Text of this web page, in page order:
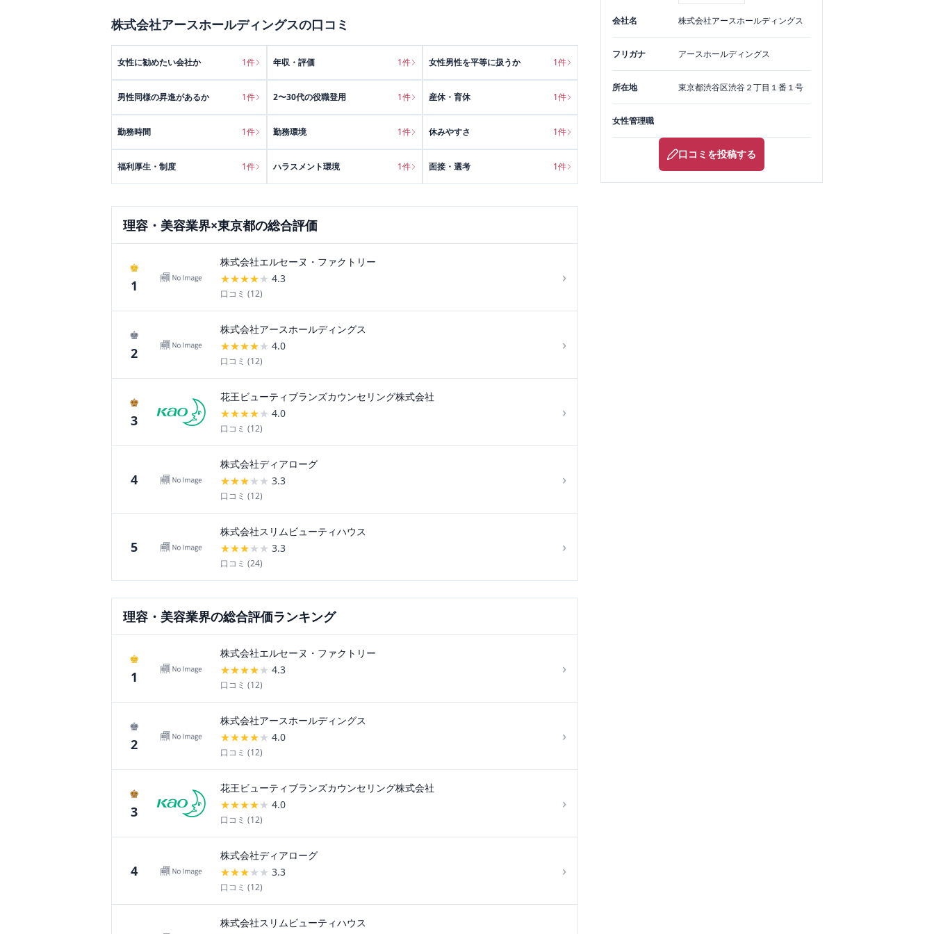
株式会社アースホールディングスの口コミ
女性に勧めたい会社か 1件 年収・評価 1件 女性男性を平等に扱うか 1件
男性同様の昇進があるか 1件 2〜30代の役職登用 1件 産休・育休 1件
勤務時間 1件 勤務環境 1件 休みやすさ 1件
福利厚生・制度 1件 ハラスメント環境 1件 面接・選考 1件
理容・美容業界×東京都の総合評価
♚
1
株式会社エルセーヌ・ファクトリー
★★★★★ 4.3
口コミ (12)
›
♚
2
株式会社アースホールディングス
★★★★★ 4.0
口コミ (12)
›
♚
3
花王ビューティブランズカウンセリング株式会社
★★★★★ 4.0
口コミ (12)
›
4
株式会社ディアローグ
★★★★ ★ 3.3
口コミ (12)
›
5
株式会社スリムビューティハウス
★★★★ ★ 3.3
口コミ (24)
›
理容・美容業界の総合評価ランキング
♚
1
株式会社エルセーヌ・ファクトリー
★★★★★ 4.3
口コミ (12)
›
♚
2
株式会社アースホールディングス
★★★★★ 4.0
口コミ (12)
›
♚
3
花王ビューティブランズカウンセリング株式会社
★★★★★ 4.0
口コミ (12)
›
4
株式会社ディアローグ
★★★★ ★ 3.3
口コミ (12)
›
株式会社スリムビューティハウス
会社名 株式会社アースホールディングス
フリガナ アースホールディングス
所在地 東京都渋谷区渋谷２丁目１番１号
女性管理職
口コミを投稿する